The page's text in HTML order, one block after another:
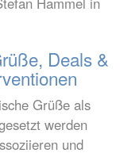
Deals &
Grüße als
werden
und